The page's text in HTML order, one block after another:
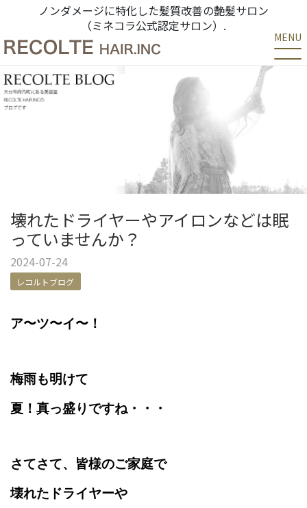
ノンダメージに特化した髪質改善の艶髪サロン
（ミネコラ公式認定サロン）.
MENU
壊れたドライヤーやアイロンなどは眠
っていませんか？
2024-07-24
レコルトブログ
ア〜ツ〜イ〜！
梅雨も明けて
夏！真っ盛りですね・・・
さてさて、皆様のご家庭で
壊れたドライヤーや